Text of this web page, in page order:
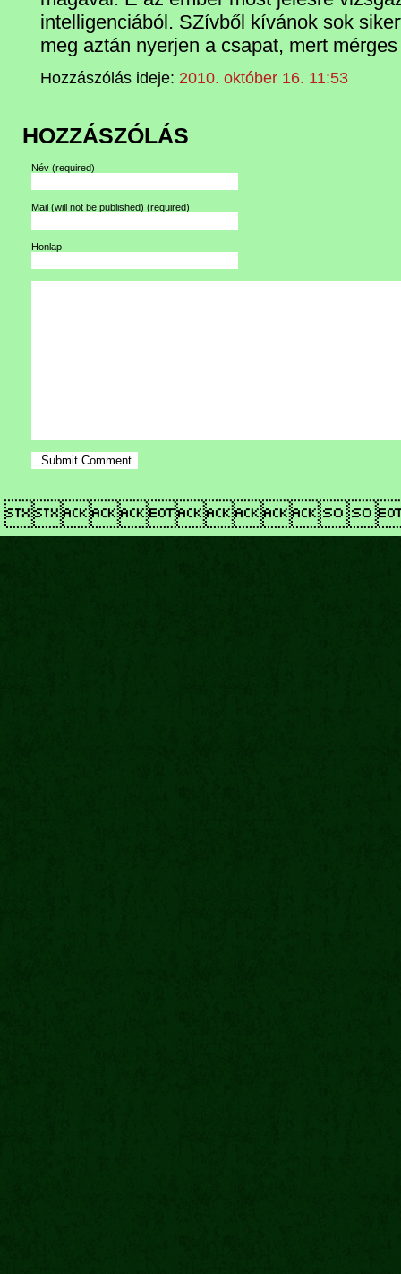
intelligenciából. SZívből kívánok sok
meg aztán nyerjen a csapat, mert
Hozzászólás ideje: 2010. október 16. 11:53
HOZZÁSZÓLÁS
Név (required)
Mail (will not be published) (required)
Honlap